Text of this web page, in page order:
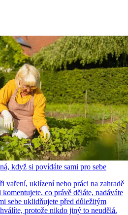
když si povídáte sami pro sebe
vaření, uklízení nebo práci na zahradě
co právě děláte, nadáváte
sebe uklidňujete před důležitým
protože nikdo jiný to neudělá.